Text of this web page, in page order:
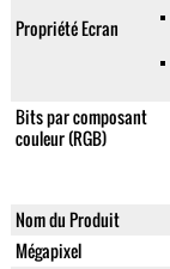
Propriété Ecran
Bits par composant
couleur (RGB)
Nom du Produit
Mégapixel